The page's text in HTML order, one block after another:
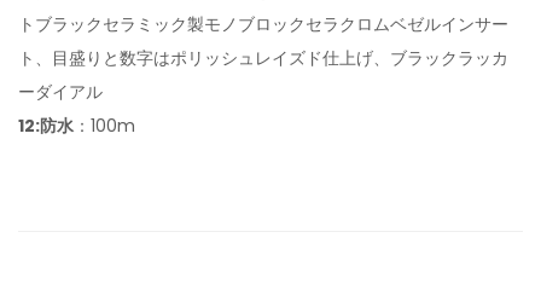
トブラックセラミック製モノブロックセラクロムベゼルインサー
ト、目盛りと数字はポリッシュレイズド仕上げ、ブラックラッカ
ーダイアル
12:防水 ：100m